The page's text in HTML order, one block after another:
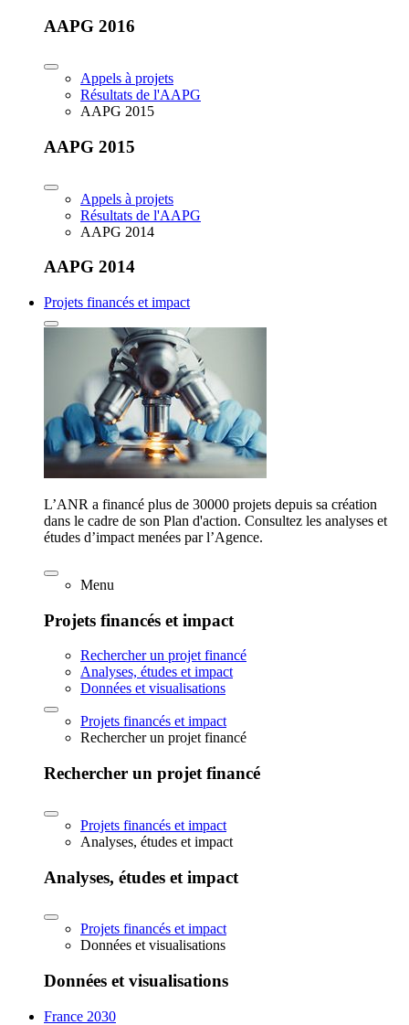
AAPG 2016
Appels à projets
Résultats de l'AAPG
AAPG 2015
AAPG 2015
Appels à projets
Résultats de l'AAPG
AAPG 2014
AAPG 2014
Projets financés et impact
L’ANR a financé plus de 30000 projets depuis sa création
dans le cadre de son Plan d'action. Consultez les analyses et
études d’impact menées par l’Agence.
Menu
Projets financés et impact
Rechercher un projet financé
Analyses, études et impact
Données et visualisations
Projets financés et impact
Rechercher un projet financé
Rechercher un projet financé
Projets financés et impact
Analyses, études et impact
Analyses, études et impact
Projets financés et impact
Données et visualisations
Données et visualisations
France 2030